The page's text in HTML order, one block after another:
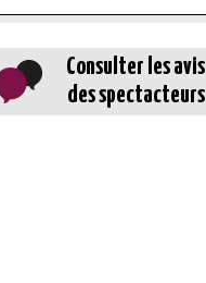
Consulter les avis
des spectacteurs